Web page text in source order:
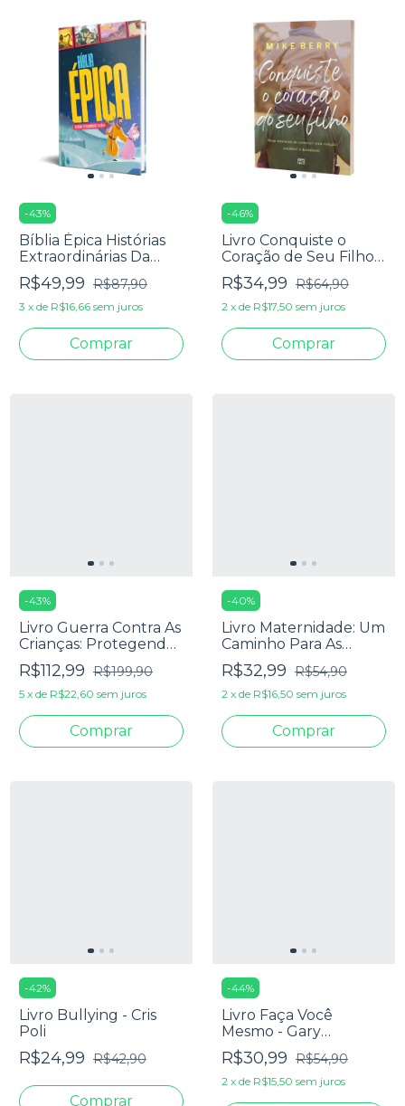
-43%
Bíblia Épica Histórias
Extraordinárias Da
Bíblia - Infantil
R$49,99 R$87,90
3 x de R$16,66 sem juros
-46%
Livro Conquiste o
Coração de Seu Filho -
Mike Berry
R$34,99 R$64,90
2 x de R$17,50 sem juros
-43%
Livro Guerra Contra As
Crianças: Protegendo
Seus Filhos De Um
Mundo Hostil - John
Macarthur
R$112,99 R$199,90
5 x de R$22,60 sem juros
-40%
Livro Maternidade: Um
Caminho Para As
Virtudes - Bruna Luz e
Chelsey Costa
R$32,99 R$54,90
2 x de R$16,50 sem juros
-42%
Livro Bullying - Cris
Poli
R$24,99 R$42,90
-44%
Livro Faça Você
Mesmo - Gary
Chapman
R$30,99 R$54,90
2 x de R$15,50 sem juros